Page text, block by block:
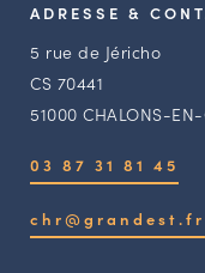
ADRESSE &
5 rue de Jéricho
CS 70441
51000 CHALONS-
03 87 31 81 45
chr@grandest.fr